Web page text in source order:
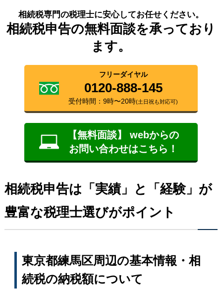
相続税専門の税理士に安心してお任せください。
相続税申告の無料面談を承っており
ます。
フリーダイヤル
0120-888-145
受付時間：9時〜20時(土日祝も対応可)
【無料面談】 webからの
お問い合わせはこちら！
相続税申告は「実績」と「経験」が
豊富な税理士選びがポイント
東京都練馬区周辺の基本情報・相
続税の納税額について